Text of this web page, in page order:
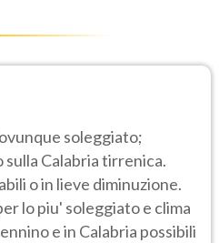
soleggiato;
Calabria tirrenica.
o in lieve diminuzione.
lo piu' soleggiato e clima
e in Calabria possibili